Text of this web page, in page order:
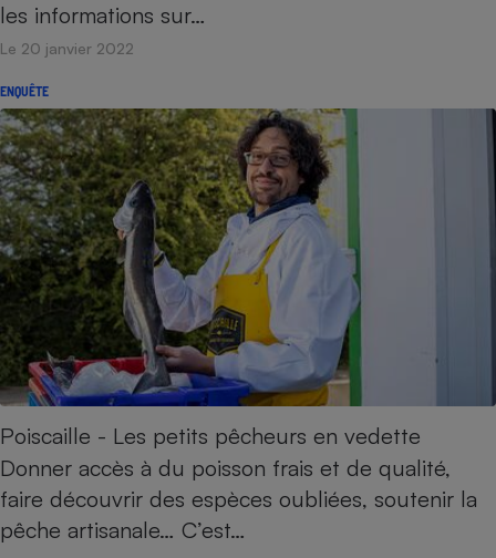
les informations sur…
Le 20 janvier 2022
ENQUÊTE
Poiscaille - Les petits pêcheurs en vedette
Donner accès à du poisson frais et de qualité,
faire découvrir des espèces oubliées, soutenir la
pêche artisanale… C’est…